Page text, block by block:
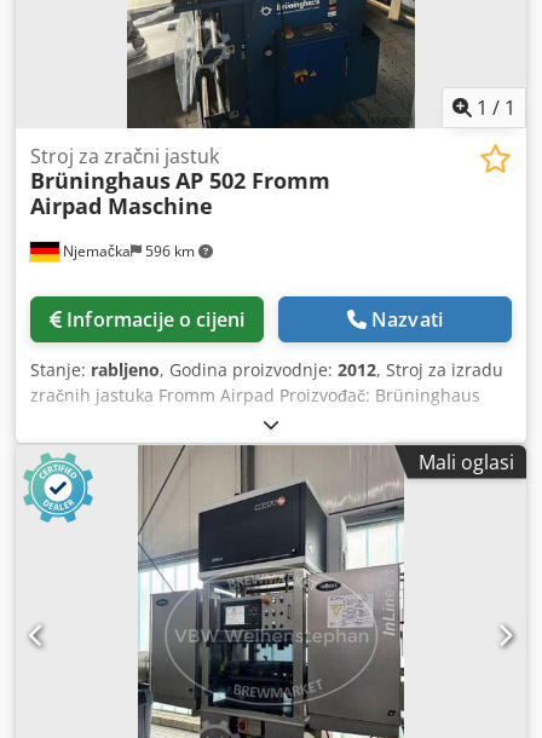
1 / 1
Njemačka 596 km
Stroj za zračni jastuk
BrüninghausAP 502 Fromm
Airpad Maschine
Informacije o cijeni Nazvati
Stanje: rabljeno, Godina proizvodnje: 2012, Stroj za izradu
zračnih jastuka Fromm Airpad Proizvođač: Brüninghaus
Tip: AP 502 Godina proizvodnje: otprilike 2012. Materijal
folije: PA/PE kompozitna folija ili Polietilenska folija (100 %
reciklabilna) Priključak za stlačen zrak: NW 10/4 - 8 bara;
maks. 82 Nl/min (tijekom proizvodnje jastuka): maks. 3,5
Nl/ciklus Izvedba: 25 – 49 ciklusa/min. (ovisno o vrsti folije i
veličini jastuka) Dcjdpfx Aswulylskksk Električni priključak:
230 VAC; 50/60 Hz; 16 A; 2,0 kVA Dimenzije: (D x Š x V) 1.600
x 767 x 1.292 mm Težina: 230 kg Dodatna oprema /
posebna oprema: • Pohranjeni programi za različite
veličine jastuka • Promjena programa vrši se pritiskom na
gumb • Duljina od 4 cm do 16 cm može se proizvoditi
individualno, s definiranim stupnjem punjenja • Dostupno
je 10 programa za pohranu više parametara 22726
Mali oglasi